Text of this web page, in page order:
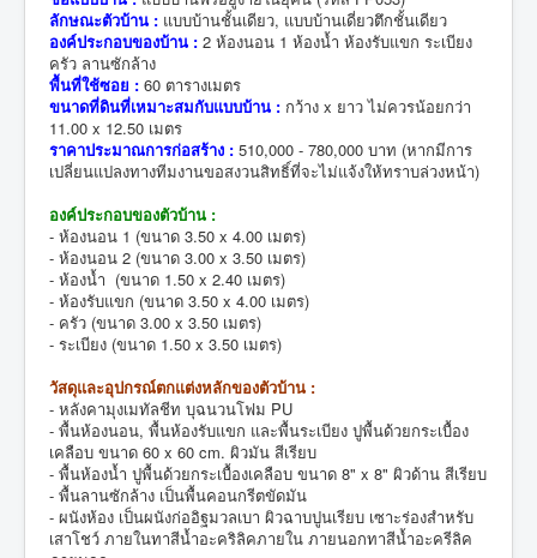
ลักษณะตัวบ้าน : แบบบ้านชั้นเดียว, แบบบ้านเดี่ยวตึกชั้นเดียว
องค์ประกอบของบ้าน : 2 ห้องนอน 1 ห้องน้ำ ห้องรับแขก ระเบียง
ครัว ลานซักล้าง
พื้นที่ใช้ซอย : 60 ตารางเมตร
ขนาดที่ดินที่เหมาะสมกับแบบบ้าน : กว้าง x ยาว ไม่ควรน้อยกว่า
11.00 x 12.50 เมตร
ราคาประมาณการก่อสร้าง : 510,000 - 780,000 บาท (หากมีการ
เปลี่ยนแปลงทางทีมงานขอสงวนสิทธิ์ที่จะไม่แจ้งให้ทราบล่วงหน้า)
องค์ประกอบของตัวบ้าน :
- ห้องนอน 1 (ขนาด 3.50 x 4.00 เมตร)
- ห้องนอน 2 (ขนาด 3.00 x 3.50 เมตร)
- ห้องน้ำ (ขนาด 1.50 x 2.40 เมตร)
- ห้องรับแขก (ขนาด 3.50 x 4.00 เมตร)
- ครัว (ขนาด 3.00 x 3.50 เมตร)
- ระเบียง (ขนาด 1.50 x 3.50 เมตร)
วัสดุและอุปกรณ์ตกแต่งหลักของตัวบ้าน :
- หลังคามุงเมทัลชีท บุฉนวนโฟม PU
- พื้นห้องนอน, พื้นห้องรับแขก และพื้นระเบียง ปูพื้นด้วยกระเบื้อง
เคลือบ ขนาด 60 x 60 cm. ผิวมัน สีเรียบ
- พื้นห้องน้ำ ปูพื้นด้วยกระเบื้องเคลือบ ขนาด 8" x 8" ผิวด้าน สีเรียบ
- พื้นลานซักล้าง เป็นพื้นคอนกรีตขัดมัน
- ผนังห้อง เป็นผนังก่ออิฐมวลเบา ผิวฉาบปูนเรียบ เซาะร่องสำหรับ
เสาโชว์ ภายในทาสีน้ำอะคริลิคภายใน ภายนอกทาสีน้ำอะครีลิค